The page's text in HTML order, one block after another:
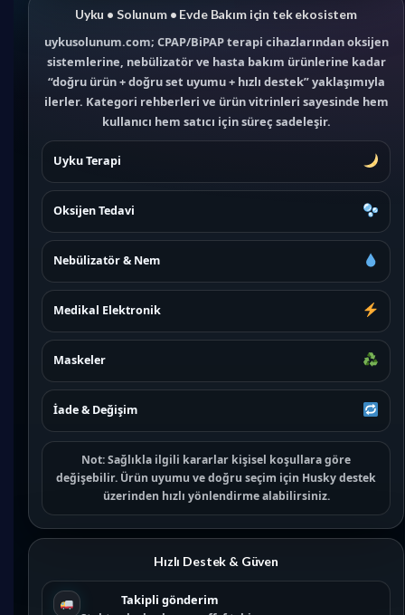
Uyku • Solunum • Evde Bakım için tek ekosistem
uykusolunum.com; CPAP/BiPAP terapi cihazlarından oksijen
sistemlerine, nebülizatör ve hasta bakım ürünlerine kadar
“doğru ürün + doğru set uyumu + hızlı destek” yaklaşımıyla
ilerler. Kategori rehberleri ve ürün vitrinleri sayesinde hem
kullanıcı hem satıcı için süreç sadeleşir.
Uyku Terapi
Oksijen Tedavi
Nebülizatör & Nem
Medikal Elektronik
Maskeler
İade & Değişim
Not:Sağlıkla ilgili kararlar kişisel koşullara göre
değişebilir. Ürün uyumu ve doğru seçim için Husky destek
üzerinden hızlı yönlendirme alabilirsiniz.
Hızlı Destek & Güven
Takipli gönderim